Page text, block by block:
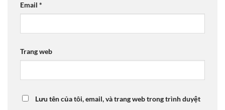
Email *
Trang web
Lưu tên của tôi, email, và trang web trong trình duyệt